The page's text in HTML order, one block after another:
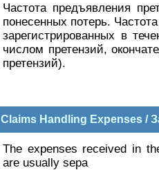
Частота предъявления
понесенных потерь.
зарегистрированных в
числом претензий,
претензий).
Claims Handling Expenses /
The expenses received in
are usually sepa